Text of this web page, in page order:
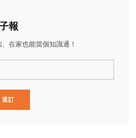
報
在家也能當個知識通！
退訂